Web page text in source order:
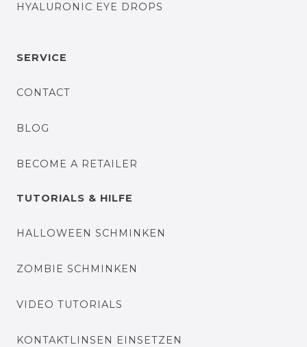
HYALURONIC EYE DROPS
SERVICE
CONTACT
BLOG
BECOME A RETAILER
TUTORIALS & HILFE
HALLOWEEN SCHMINKEN
ZOMBIE SCHMINKEN
VIDEO TUTORIALS
KONTAKTLINSEN EINSETZEN